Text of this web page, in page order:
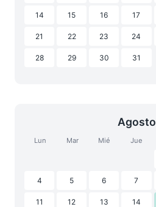
14 15 16 17
21 22 23 24
28 29 30 31
Agosto
Lun Mar Mié Jue
4 5 6 7
11 12 13 14